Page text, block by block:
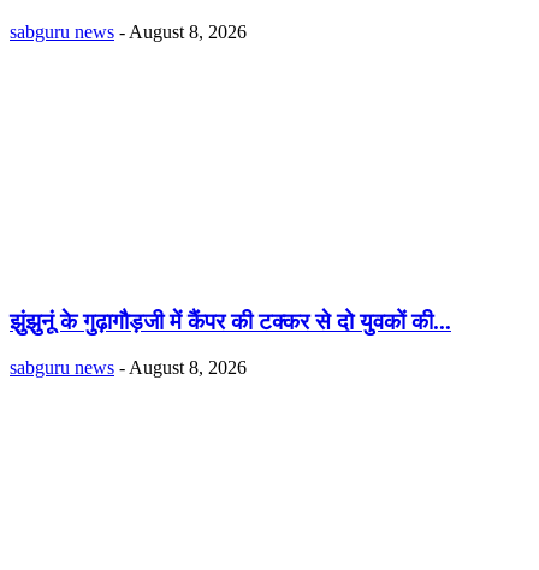
sabguru news - August 8, 2026
झुंझुनूं के गुढ़ागौड़जी में कैंपर की टक्कर से दो युवकों की...
sabguru news - August 8, 2026